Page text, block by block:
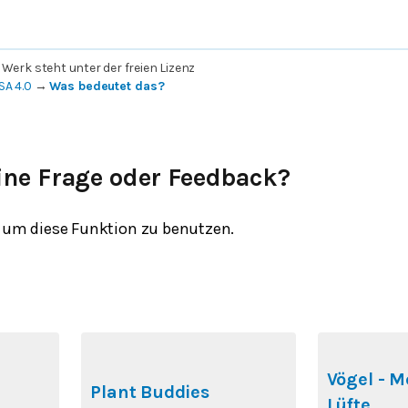
Werk steht unter der freien Lizenz
4.0 →Was bedeutet das?
Frage oder Feedback?
um diese Funktion zu benutzen.
Plant Buddies
Vögel -